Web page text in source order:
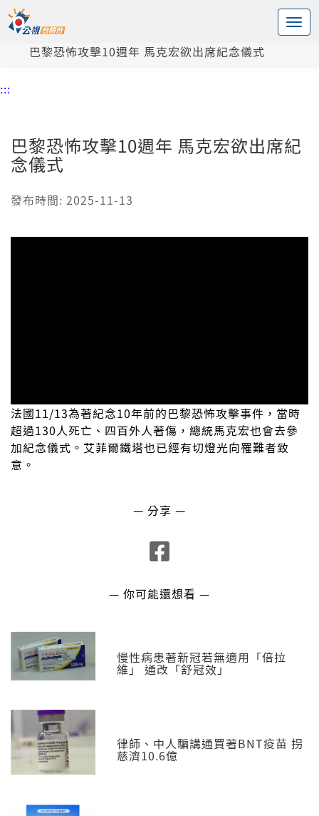
中央內容區塊
頭頁
巴黎恐怖攻擊10週年 馬克宏欲出席紀念儀式
:::
巴黎恐怖攻擊10週年 馬克宏欲出席紀
念儀式
發布時間: 2025-11-13
法國11/13為著紀念10年前的巴黎恐怖攻擊事件，當時
超過130人死亡、四百外人著傷，總統馬克宏也會去參
加紀念儀式。艾菲爾鐵塔也已經有切燈光向罹難者致
意。
— 分享 —
— 你可能還想看 —
慢性病患著新冠若無適用「倍拉
維」 通改「舒冠效」
律師、中人騙講通買著BNT疫苗 拐
慈濟10.6億